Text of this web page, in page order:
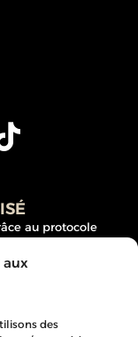
aux
des
au protocole
bancaires sont